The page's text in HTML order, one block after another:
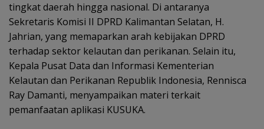
tingkat daerah hingga nasional. Di antaranya
Sekretaris Komisi II DPRD Kalimantan Selatan, H.
Jahrian, yang memaparkan arah kebijakan DPRD
terhadap sektor kelautan dan perikanan. Selain itu,
Kepala Pusat Data dan Informasi Kementerian
Kelautan dan Perikanan Republik Indonesia, Rennisca
Ray Damanti, menyampaikan materi terkait
pemanfaatan aplikasi KUSUKA.